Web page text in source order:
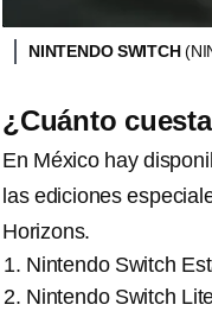
NINTENDO SWITCH
¿Cuánto
En México hay
las ediciones
Horizons.
Nintendo Switch
Nintendo Switch